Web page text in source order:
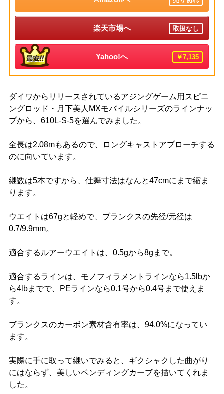
楽天市場へ 取扱なし
Yahoo!へ ￥7,135
ダイワからリリースされているアジングゲーム用スピニ
ングロッド・月下美人MXモバイルシリーズのラインナッ
プから、610L-S-5を選んでみました。
全長は2.08mもあるので、ロングキャストアプローチする
のに向いています。
継数は5本ですから、仕舞寸法はなんと47cmにまで縮ま
ります。
ウエイトは67gと軽めで、ブランクスの先径/元径は
0.7/9.9mm。
適合するルアーウエイトは、0.5gから8gまで。
適合するラインは、モノフィラメントラインなら1.5lbか
ら4lbまでで、PEラインなら0.1号から0.4号まで使えま
す。
ブランクスのカーボン素材含有率は、94.0%になってい
ます。
実際に手に取って継いでみると、ギクシャクした曲がり
にはならず、美しいベンディングカーブを描いてくれま
した。